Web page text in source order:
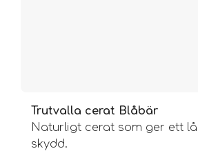
Trutvalla cerat Blåbär
Naturligt cerat som ger ett
skydd.